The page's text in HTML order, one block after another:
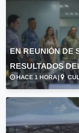
EN REUNIÓN DE
RESULTADOS
HACE 1 HORA |